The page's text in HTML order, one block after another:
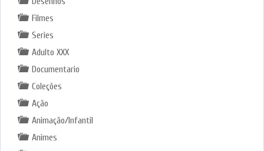
Filmes
Series
Adulto XXX
Documentario
Coleções
Ação
Animação/Infantil
Animes